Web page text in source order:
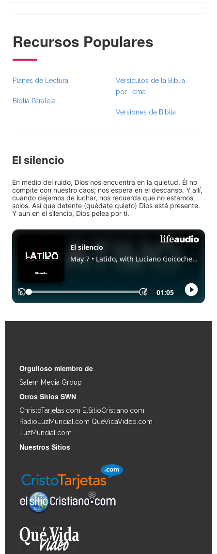
Recursos Populares
Planes de Lectura
Biblia Paralela
Versículos de la Biblia
por Tema
Versiones de Biblia
El silencio
En medio del ruido, Dios nos encuentra en la quietud. Él no
compite con nuestro caos; nos espera en el descanso. Y allí,
cuando dejamos de luchar, nos recuerda que no estamos
solos. Así que detente (quédate quieto) Dios está presente.
Y aun en el silencio, Dios pelea por ti.
Orgulloso miembro de
Salem Media Group
Otros Sitios SWN
ChristoTarjetas.com ElSitioCristiano.com
RadioLuzMundial.com QueVidaVideo.com
LuzMundial.com
Nuestros Sitios